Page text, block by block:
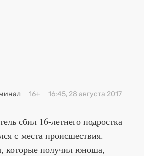
16+ 16:45, 28 августа 2017
сбил 16-летнего подростка
с места происшествия.
которые получил юноша,